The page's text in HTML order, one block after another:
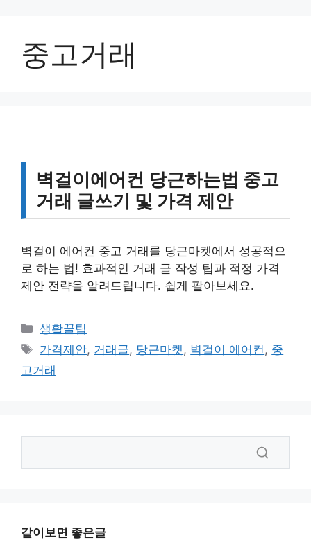
중고거래
벽걸이에어컨 당근하는법 중고
거래 글쓰기 및 가격 제안
벽걸이 에어컨 중고 거래를 당근마켓에서 성공적으
로 하는 법! 효과적인 거래 글 작성 팁과 적정 가격
제안 전략을 알려드립니다. 쉽게 팔아보세요.
카
테
리
생활꿀팁
태
그
가격제안, 거래글, 당근마켓, 벽걸이 에어컨, 중
고거래
같이보면 좋은글